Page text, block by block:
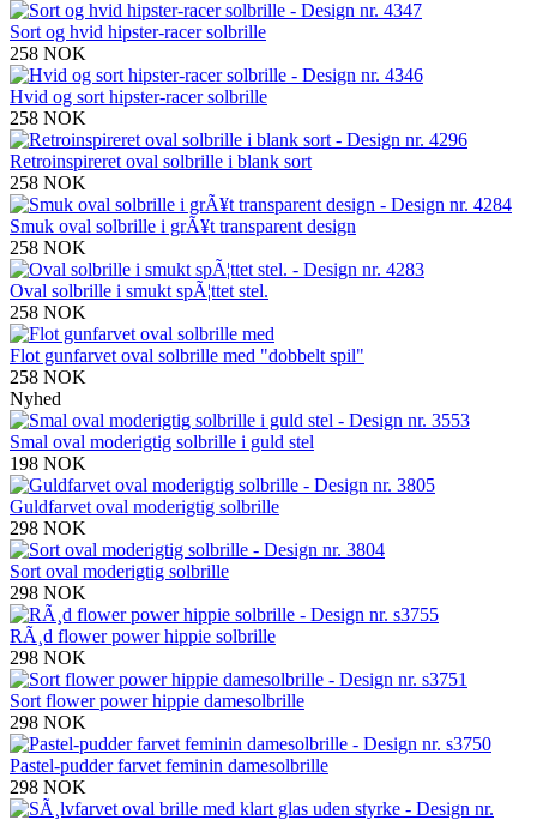
Sort og hvid hipster-racer solbrille
258 NOK
Hvid og sort hipster-racer solbrille
258 NOK
Retroinspireret oval solbrille i blank sort
258 NOK
Smuk oval solbrille i grÃ¥t transparent design
258 NOK
Oval solbrille i smukt spÃ¦ttet stel.
258 NOK
Flot gunfarvet oval solbrille med "dobbelt spil"
258 NOK
Nyhed
Smal oval moderigtig solbrille i guld stel
198 NOK
Guldfarvet oval moderigtig solbrille
298 NOK
Sort oval moderigtig solbrille
298 NOK
RÃ¸d flower power hippie solbrille
298 NOK
Sort flower power hippie damesolbrille
298 NOK
Pastel-pudder farvet feminin damesolbrille
298 NOK